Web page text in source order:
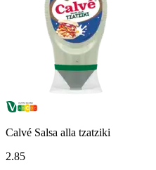
Calvé Salsa alla tzatziki
2.85